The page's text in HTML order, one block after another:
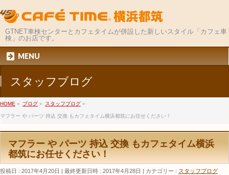
GTNET車検センターとカフェタイムが併設した新しいスタイル「カフェ車
検」のお店です。
MENU
スタッフブログ
HOME » ブログ » スタッフブログ »
マフラー や パーツ 持込 交換 もカフェタイム横浜都筑にお任せください！
マフラー や パーツ 持込 交換 もカフェタイム横浜
都筑にお任せください！
投稿日 : 2017年4月20日 最終更新日時 : 2017年4月28日 カテゴリー : スタッフブログ